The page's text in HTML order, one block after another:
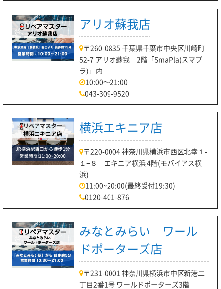
アリオ蘇我店
〒260-0835 千葉県千葉市中央区川崎町
52-7 アリオ蘇我 2階「SmaPla(スマプ
ラ)」内
10:00～21:00
043-309-9520
横浜エキニア店
〒220-0004 神奈川県横浜市西区北幸１-
１−８ エキニア横浜 4階(モバイアス横
浜)
11:00~20:00(最終受付19:30)
0120-401-876
みなとみらい ワール
ドポーターズ店
〒231-0001 神奈川県横浜市中区新港二
丁目2番1号 ワールドポーターズ3階